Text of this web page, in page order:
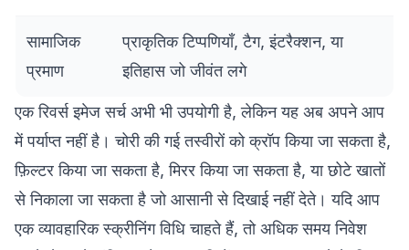
सामाजिक
प्रमाण
प्राकृतिक टिप्पणियाँ, टैग, इंटरैक्शन, या
इतिहास जो जीवंत लगे
एक रिवर्स इमेज सर्च अभी भी उपयोगी है, लेकिन यह अब अपने आप
में पर्याप्त नहीं है। चोरी की गई तस्वीरों को क्रॉप किया जा सकता है,
फ़िल्टर किया जा सकता है, मिरर किया जा सकता है, या छोटे खातों
से निकाला जा सकता है जो आसानी से दिखाई नहीं देते। यदि आप
एक व्यावहारिक स्क्रीनिंग विधि चाहते हैं, तो अधिक समय निवेश